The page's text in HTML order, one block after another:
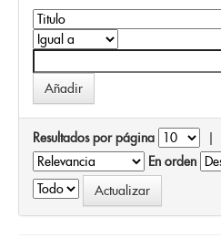
Resultados por página |
En orden